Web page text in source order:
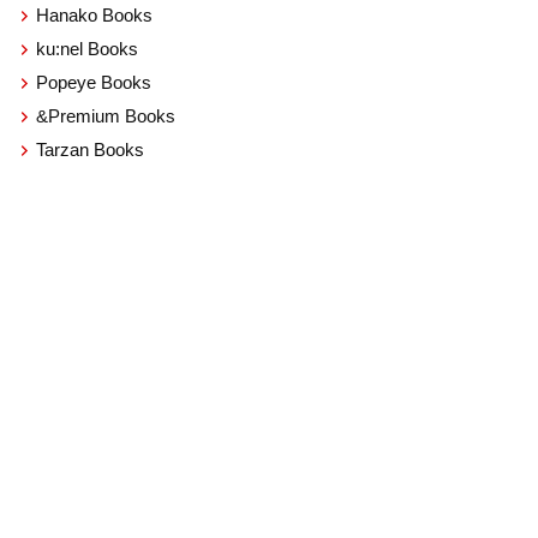
Hanako Books
ku:nel Books
Popeye Books
&Premium Books
Tarzan Books